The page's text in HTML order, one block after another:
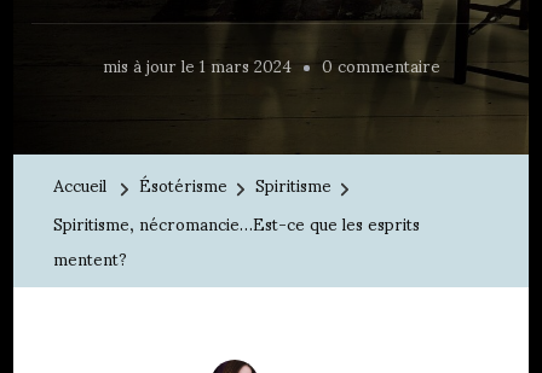
mis à jour le1 mars 2024 0 commentairesur
Spiritisme,
Est-
Accueil Ésotérisme Spiritisme
Spiritisme, nécromancie…Est-ce que les esprits
mentent?